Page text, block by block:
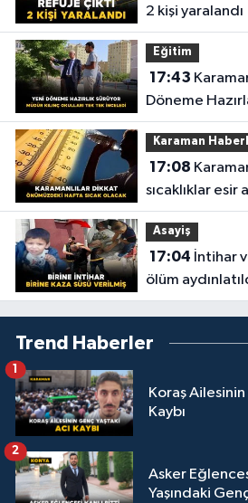
2 kişi yaralandı
Eğitim
17:43
Döneme
Karaman
17:08
sıcaklıklar esir
Asayiş
17:04
ölüm
Trend Haberler
Koraş Ailesinin
Kaybı
1
Asker
Yaşındaki
2